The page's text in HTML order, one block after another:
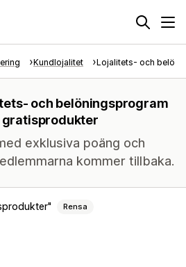
Kundlojalitet Lojalitets- och
och belöningsprogram
exklusiva poäng och
kommer tillbaka.
Rensa